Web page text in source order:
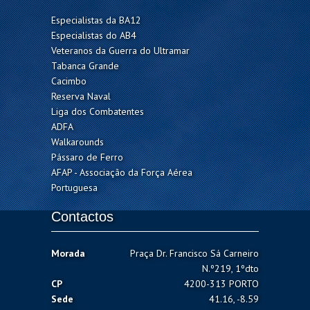
Especialistas da BA12
Especialistas do AB4
Veteranos da Guerra do Ultramar
Tabanca Grande
Cacimbo
Reserva Naval
Liga dos Combatentes
ADFA
Walkarounds
Pássaro de Ferro
AFAP - Associação da Força Aérea
Portuguesa
Contactos
Morada
Praça Dr. Francisco Sá Carneiro
N.º219, 1ºdto
CP
4200-313 PORTO
Sede
41.16, -8.59